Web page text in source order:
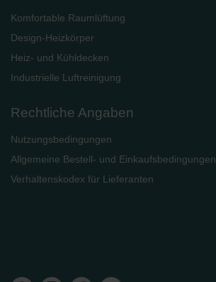
Komfortable Raumlüftung
Design-Heizkörper
Heiz- und Kühldecken
Industrielle Luftreinigung
Rechtliche Angaben
Nutzungsbedingungen
Allgemeine Bestell- und Einkaufsbedingungen
Verhaltenskodex für Lieferanten